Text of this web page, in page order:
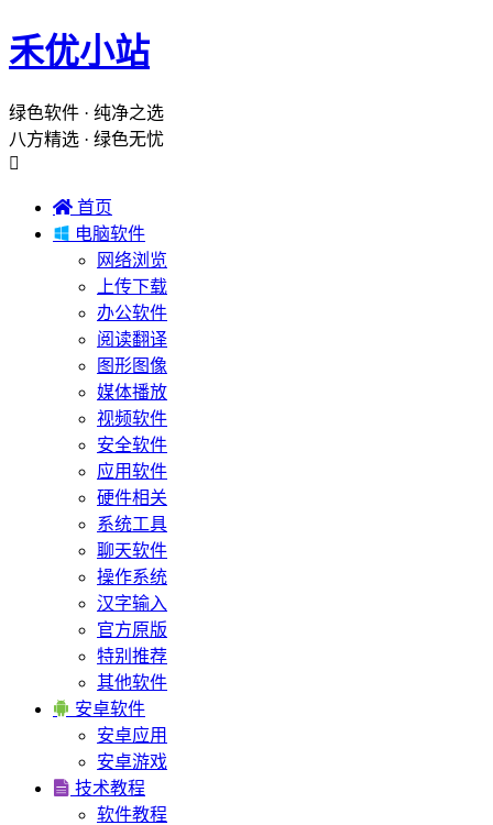
禾优小站
绿色软件 · 纯净之选
八方精选 · 绿色无忧

 首页
 电脑软件
网络浏览
上传下载
办公软件
阅读翻译
图形图像
媒体播放
视频软件
安全软件
应用软件
硬件相关
系统工具
聊天软件
操作系统
汉字输入
官方原版
特别推荐
其他软件
 安卓软件
安卓应用
安卓游戏
 技术教程
软件教程